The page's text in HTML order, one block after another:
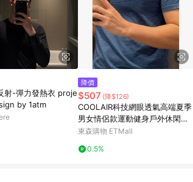
射-彈力發熱衣 proje
by 1atm
降價
$507 (降$126)
COOLAIR科技網眼透氣高端夏季
男女情侶款運動健身戶外休閑短
袖T恤
東森購物 ETMall
0.5%